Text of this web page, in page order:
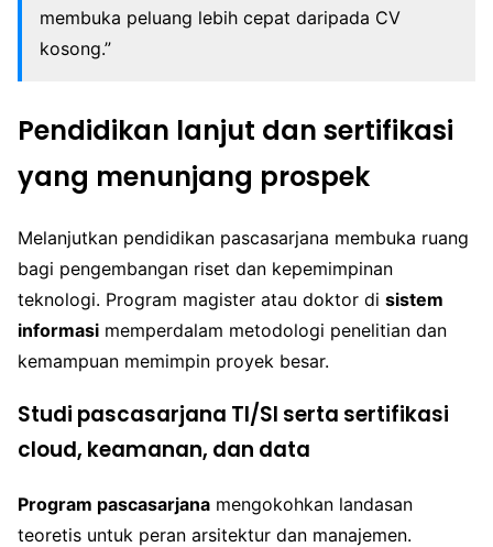
membuka peluang lebih cepat daripada CV
kosong.”
Pendidikan lanjut dan sertifikasi
yang menunjang prospek
Melanjutkan pendidikan pascasarjana membuka ruang
bagi pengembangan riset dan kepemimpinan
teknologi. Program magister atau doktor di sistem
informasi memperdalam metodologi penelitian dan
kemampuan memimpin proyek besar.
Studi pascasarjana TI/SI serta sertifikasi
cloud, keamanan, dan data
Program pascasarjana mengokohkan landasan
teoretis untuk peran arsitektur dan manajemen.